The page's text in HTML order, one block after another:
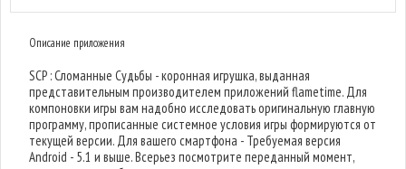
Описание приложения
SCP : Сломанные Судьбы - коронная игрушка, выданная
представительным производителем приложений flametime. Для
компоновки игры вам надобно исследовать оригинальную главную
программу, прописанные системное условия игры формируются от
текущей версии. Для вашего смартфона - Требуемая версия
Android - 5.1 и выше. Всерьез посмотрите переданный момент,